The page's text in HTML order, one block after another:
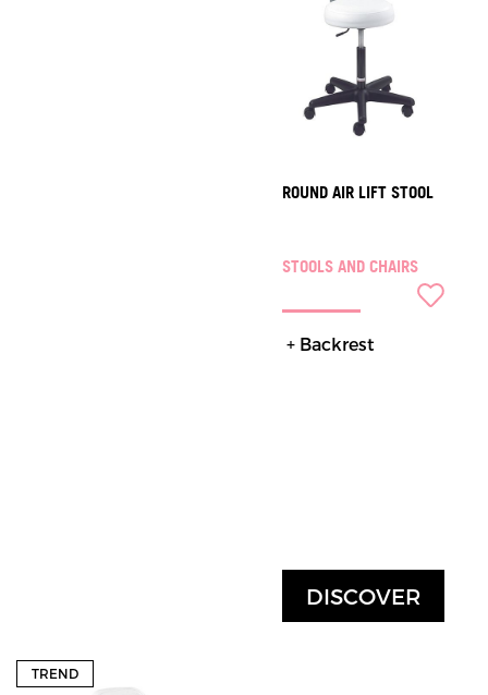
ROUND AIR LIFT STOOL
STOOLS AND CHAIRS
+ Backrest
DISCOVER
TREND